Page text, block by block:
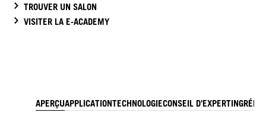
TROUVER UN SALON
VISITER LA E-ACADEMY
APERÇUAPPLICATIONTECHNOLOGIECONSEIL D'EXPERT